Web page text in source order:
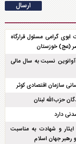
گرامی مسئول قرارگاه
(عج) خوزستان
آوانوین نسبت به سال مالی
سازمان اقتصادی کوثر
حزب‌الله لبنان
دارد
ایثار و شهادت به مناسبت
رهبر جهان اسلام